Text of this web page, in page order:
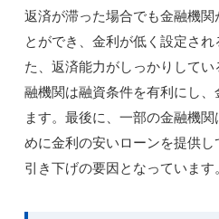
返済が滞った場合でも金融機
とができ、金利が低く設定さ
た、返済能力がしっかりして
融機関は融資条件を有利にし
ます。最後に、一部の金融機
めに金利の安いローンを提供
引き下げの要因となっています。